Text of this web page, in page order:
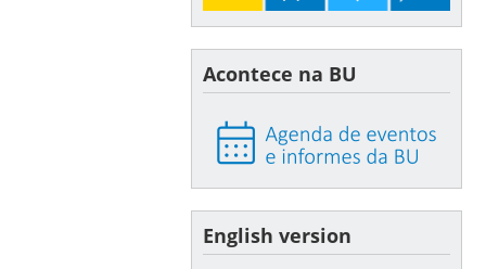
Acontece na BU
English version